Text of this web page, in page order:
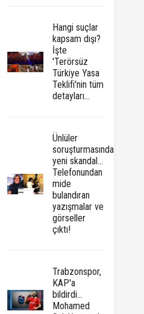
Hangi suçlar
kapsam dışı?
İşte
'Terörsüz
Türkiye Yasa
Teklifi'nin tüm
detayları...
Ünlüler
soruşturmasında
yeni skandal...
Telefonundan
mide
bulandıran
yazışmalar ve
görseller
çıktı!
Trabzonspor,
KAP'a
bildirdi...
Mohamed